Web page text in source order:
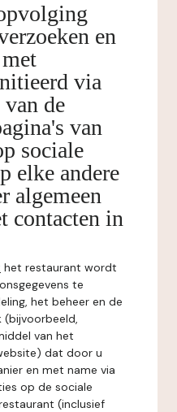
en
via
de
van
sociale
elke andere
algemeen
contacten in
het restaurant wordt
te
het beheer en de
(bijvoorbeeld,
van het
dat door u
en met name via
op de sociale
(inclusief